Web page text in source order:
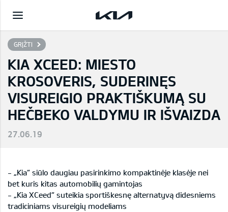
GRĮŽTI
KIA XCEED: MIESTO
KROSOVERIS, SUDERINĘS
VISUREIGIO PRAKTIŠKUMĄ SU
HEČBEKO VALDYMU IR IŠVAIZDA
27.06.19
- „Kia“ siūlo daugiau pasirinkimo kompaktinėje klasėje nei
bet kuris kitas automobilių gamintojas
- „Kia XCeed“ suteikia sportiškesnę alternatyvą didesniems
tradiciniams visureigių modeliams